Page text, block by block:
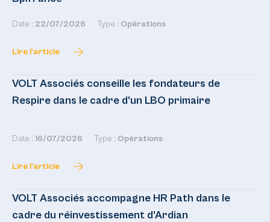
Date : 22/07/2026 Type : Opérations
Lire l'article
VOLT Associés conseille les fondateurs de
Respire dans le cadre d’un LBO primaire
Date : 16/07/2026 Type : Opérations
Lire l'article
VOLT Associés accompagne HR Path dans le
cadre du réinvestissement d’Ardian